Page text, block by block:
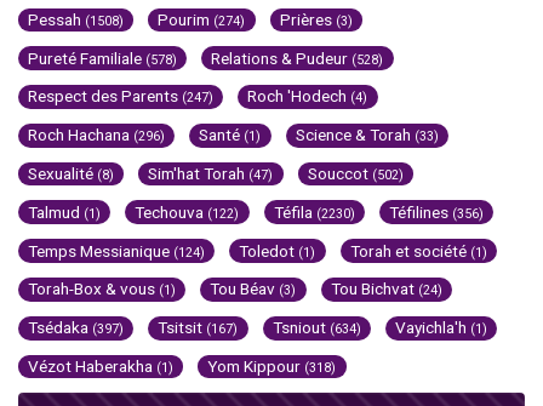
Pessah (1508) Pourim (274) Prières (3)
Pureté Familiale (578) Relations & Pudeur (528)
Respect des Parents (247) Roch 'Hodech (4)
Roch Hachana (296) Santé (1) Science & Torah (33)
Sexualité (8) Sim'hat Torah (47) Souccot (502)
Talmud (1) Techouva (122) Téfila (2230) Téfilines (356)
Temps Messianique (124) Toledot (1) Torah et société (1)
Torah-Box & vous (1) Tou Béav (3) Tou Bichvat (24)
Tsédaka (397) Tsitsit (167) Tsniout (634) Vayichla'h (1)
Vézot Haberakha (1) Yom Kippour (318)